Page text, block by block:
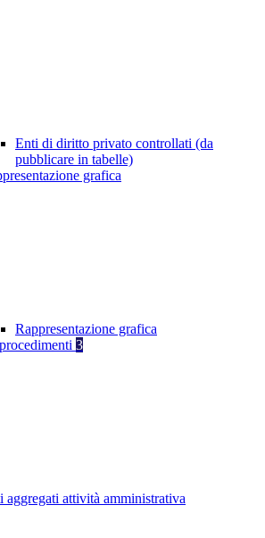
Enti di diritto privato controllati (da
pubblicare in tabelle)
grafica
Rappresentazione grafica
3
aggregati attività amministrativa